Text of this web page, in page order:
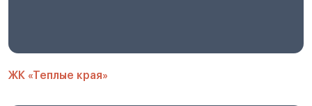
ЖК «Теплые края»